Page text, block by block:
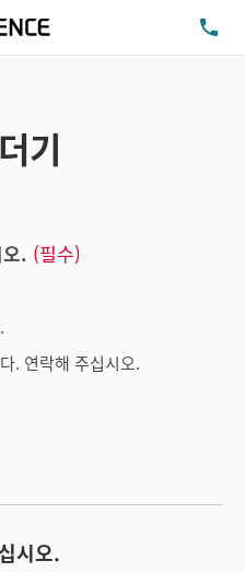
기
. (필수)
. 연락해 주십시오.
시오.